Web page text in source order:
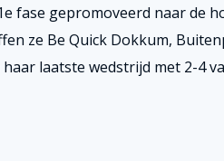
fase gepromoveerd naar de
ze Be Quick Dokkum,
laatste wedstrijd met 2-4